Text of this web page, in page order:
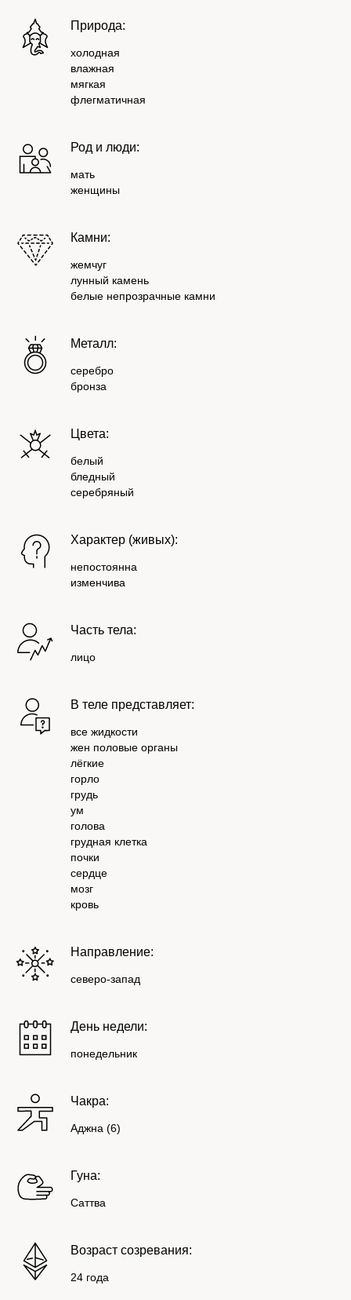
Природа:
холодная
влажная
мягкая
флегматичная
Род и люди:
мать
женщины
Камни:
жемчуг
лунный камень
белые непрозрачные камни
Металл:
серебро
бронза
Цвета:
белый
бледный
серебряный
Характер (живых):
непостоянна
изменчива
Часть тела:
лицо
В теле представляет:
все жидкости
жен половые органы
лёгкие
горло
грудь
ум
голова
грудная клетка
почки
сердце
мозг
кровь
Направление:
северо-запад
День недели:
понедельник
Чакра:
Аджна (6)
Гуна:
Саттва
Возраст созревания:
24 года